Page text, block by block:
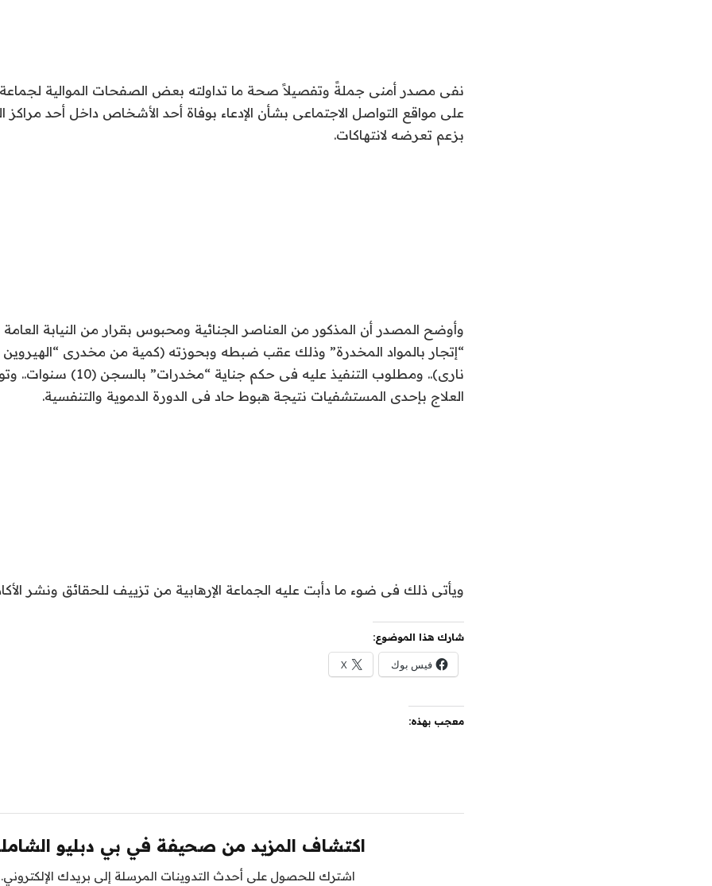
نفى مصدر أمنى جملةً وتفصيلاً صحة ما تداولته بعض الصفحات الموالية لجماعة
على مواقع التواصل الاجتماعى بشأن الإدعاء بوفاة أحد الأشخاص داخل أحد مراكز
بزعم تعرضه لانتهاكات.
وأوضح المصدر أن المذكور من العناصر الجنائية ومحبوس بقرار من النيابة
“إتجار بالمواد المخدرة” وذلك عقب ضبطه وبحوزته (كمية من مخدرى “الهيروين
نارى).. ومطلوب التنفيذ عليه فى حكم
العلاج بإحدى المستشفيات نتيجة هبوط حاد فى الدورة الدموية والتنفسية.
ويأتى ذلك فى ضوء ما دأبت عليه الجماعة الإرهابية من تزييف للحقائق ونشر
شارك هذا الموضوع:
فيس بوك X
معجب بهذه:
اكتشاف المزيد من صحيفة في بي دبليو
اشترك للحصول على أحدث التدوينات المرسلة إلى بريدك الإلكتروني.